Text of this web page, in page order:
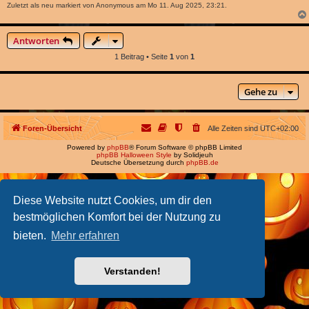
Diese Website nutzt Cookies, um dir den
bestmöglichen Komfort bei der Nutzung zu
bieten. Mehr erfahren
Verstanden!
Zuletzt als neu markiert von Anonymous am Mo 11. Aug 2025, 23:21.
Antworten
1 Beitrag • Seite 1 von 1
Gehe zu
Foren-Übersicht Alle Zeiten sindUTC+02:00
Powered by phpBB® Forum Software © phpBB Limited
phpBB Halloween Style by Solidjeuh
Deutsche Übersetzung durch phpBB.de